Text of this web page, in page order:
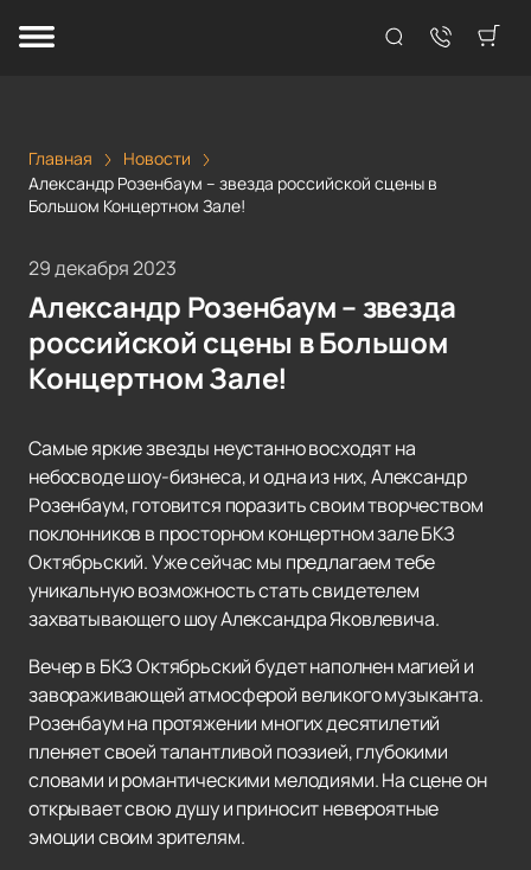
Главная
Новости
Александр Розенбаум – звезда российской сцены в
Большом Концертном Зале!
29 декабря 2023
Александр Розенбаум – звезда
российской сцены в Большом
Концертном Зале!
Самые яркие звезды неустанно восходят на
небосводе шоу-бизнеса, и одна из них, Александр
Розенбаум, готовится поразить своим творчеством
поклонников в просторном концертном зале БКЗ
Октябрьский. Уже сейчас мы предлагаем тебе
уникальную возможность стать свидетелем
захватывающего шоу Александра Яковлевича.
Вечер в БКЗ Октябрьский будет наполнен магией и
завораживающей атмосферой великого музыканта.
Розенбаум на протяжении многих десятилетий
пленяет своей талантливой поэзией, глубокими
словами и романтическими мелодиями. На сцене он
открывает свою душу и приносит невероятные
эмоции своим зрителям.